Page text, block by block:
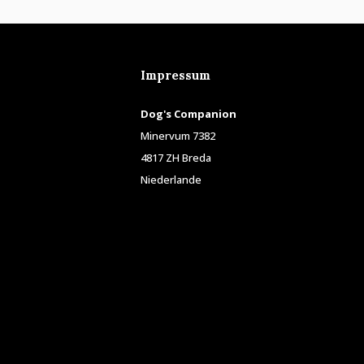
Impressum
Dog's Companion
Minervum 7382
4817 ZH Breda
Niederlande